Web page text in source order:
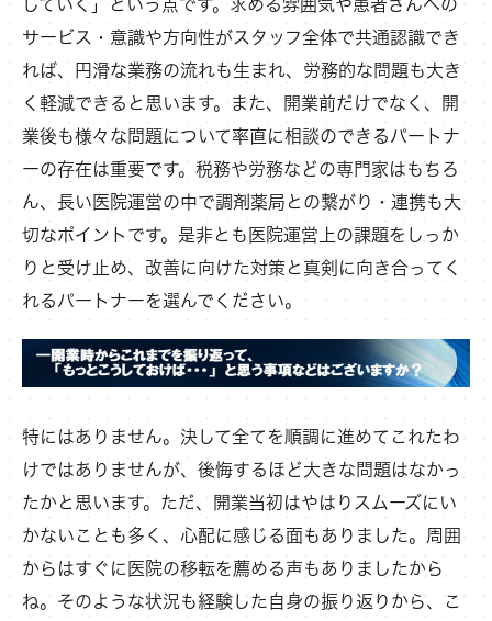
していく」という点です。求める雰囲気や患者さんへの
サービス・意識や方向性がスタッフ全体で共通認識でき
れば、円滑な業務の流れも生まれ、労務的な問題も大き
く軽減できると思います。また、開業前だけでなく、開
業後も様々な問題について率直に相談のできるパートナ
ーの存在は重要です。税務や労務などの専門家はもちろ
ん、長い医院運営の中で調剤薬局との繋がり・連携も大
切なポイントです。是非とも医院運営上の課題をしっか
りと受け止め、改善に向けた対策と真剣に向き合ってく
れるパートナーを選んでください。
特にはありません。決して全てを順調に進めてこれたわ
けではありませんが、後悔するほど大きな問題はなかっ
たかと思います。ただ、開業当初はやはりスムーズにい
かないことも多く、心配に感じる面もありました。周囲
からはすぐに医院の移転を薦める声もありましたから
ね。そのような状況も経験した自身の振り返りから、こ